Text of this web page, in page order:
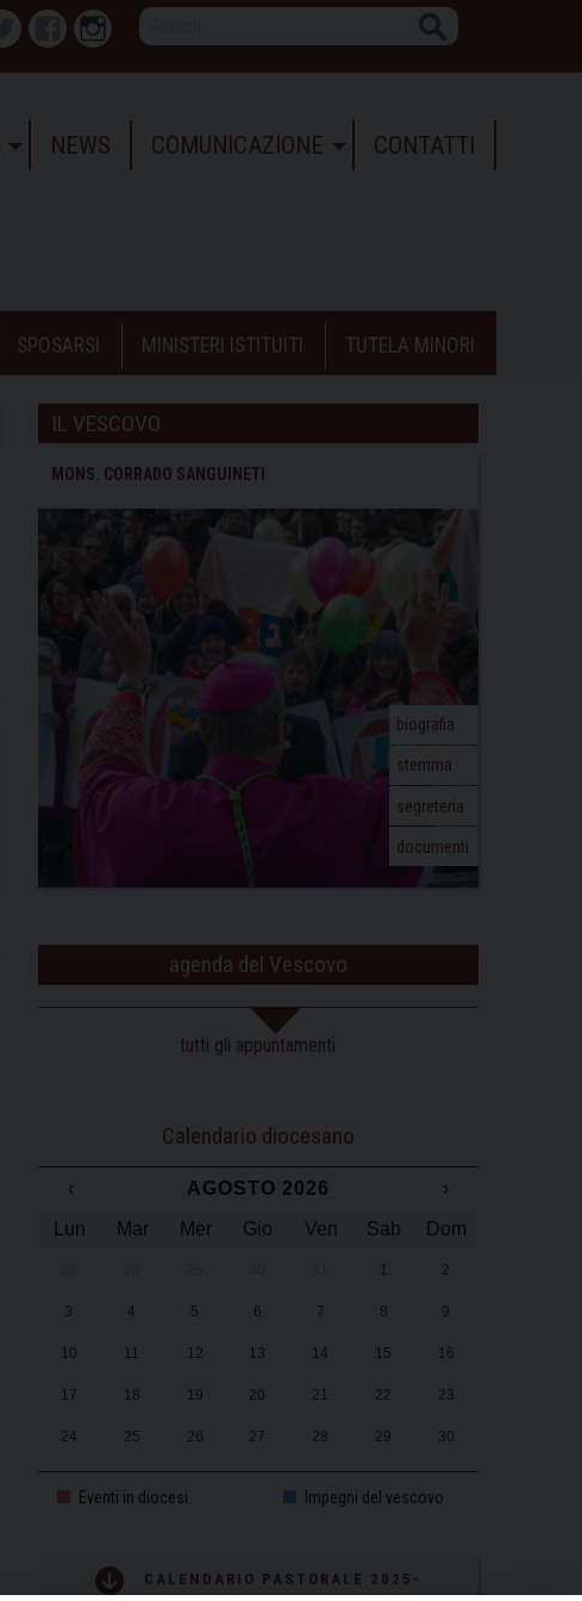
Twitter FacebookInstagram
NEWS COMUNICAZIONE CONTATTI
SPOSARSI MINISTERI ISTITUITI TUTELA MINORI
IL VESCOVO
MONS. CORRADO SANGUINETI
biografia
stemma
segreteria
documenti
agenda del Vescovo
tutti gli appuntamenti
Calendario diocesano
‹ AGOSTO 2026
›
Lun
Mar Mer Gio Ven Sab Dom
1 2
3 4 5 6 7 8 9
10 11 12 13 14 15 16
17 18 19 20 21 22 23
24 25 26 27 28 29 30
Eventi in diocesi Impegni del vescovo
CALENDARIO PASTORALE 2025-